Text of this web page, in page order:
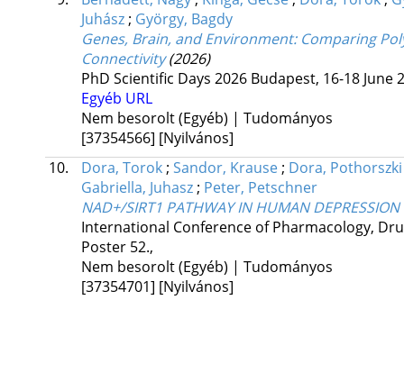
Juhász; György, Bagdy
Genes, Brain, and Environment: Comparing
Connectivity (2026)
PhD Scientific Days 2026 Budapest, 16-18 June
Egyéb URL
Nem besorolt (Egyéb) | Tudományos
[37354566] [Nyilvános]
10.
Dora, Torok; Sandor, Krause; Dora, Pothorszki
Gabriella, Juhasz; Peter, Petschner
NAD+/SIRT1 PATHWAY IN HUMAN DEPRESSION
International Conference of Pharmacology,
Poster 52.,
Nem besorolt (Egyéb) | Tudományos
[37354701] [Nyilvános]